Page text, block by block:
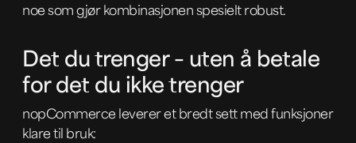
noe som gjør kombinasjonen spesielt robust.
Det du trenger – uten å betale
for det du ikke trenger
nopCommerce leverer et bredt sett med funksjoner
klare til bruk: